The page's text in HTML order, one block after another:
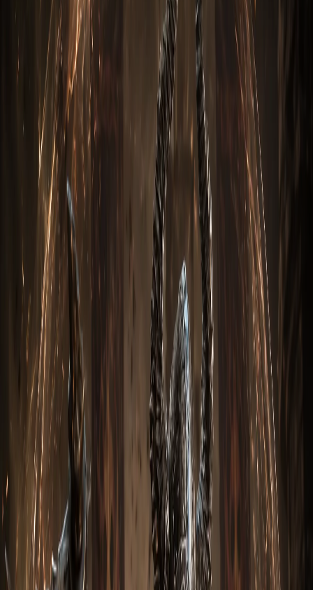
Это
гайд по сетовому билду «Шестерни мертвых
земель» на охотник на демонова
в Diablo 3: Reaper
of Souls. Билд оптимизирован под текущий мета-
патч, проверен в актуальном сезоне на топ-уровнях
Великого Портала. Если не хочется тратить десятки
часов на фарм сетов и кубование —
этот билд можно
купить готовым в нашем магазине и сразу заходить в
эндгейм.
Что входит в сборку на
охотник на демонова
Билд комплектуется 5+ предметами сета «Шестерни
мертвых земель» в ancient-версии(древние, +30% к
статам) с прокаченными аффиксами. Все предметы готовы
к использованию: реролл-аффиксы по нужным статам,
легендарные камни 100+ уровня, кубики Каная заряжены
тремя оптимальными легендарками.
Основные сеты
Шестерни мертвых земель— базовый сет билда
Самонаводящаяся стрела — базовый сет билда
Натали
— базовый сет билда
Маска Лимба
— базовый сет билда
Сэнхью— базовый сет билда